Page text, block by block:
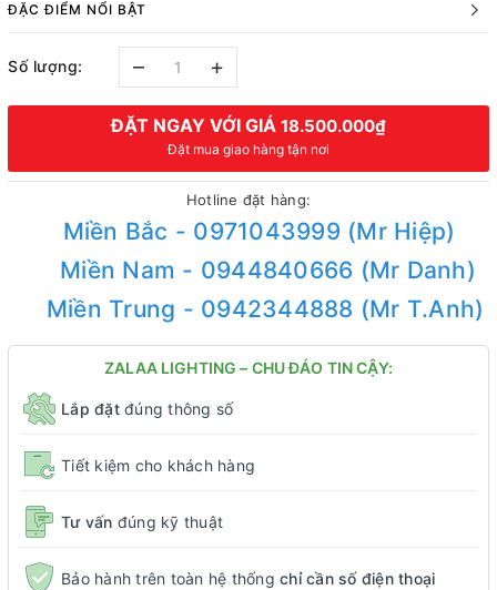
ĐẶC ĐIỂM NỔI BẬT
Số lượng: – +
ĐẶT NGAY VỚI GIÁ 18.500.000₫
Đặt mua giao hàng tận nơi
Hotline đặt hàng:
Miền Bắc - 0971043999 (Mr Hiệp)
Miền Nam - 0944840666 (Mr Danh)
Miền Trung - 0942344888 (Mr T.Anh)
ZALAA LIGHTING – CHU ĐÁO TIN CẬY:
Lắp đặtđúng thông số
Tiết kiệm cho khách hàng
Tư vấn đúng kỹ thuật
Bảo hành trên toàn hệ thống chỉ cần số điện thoại